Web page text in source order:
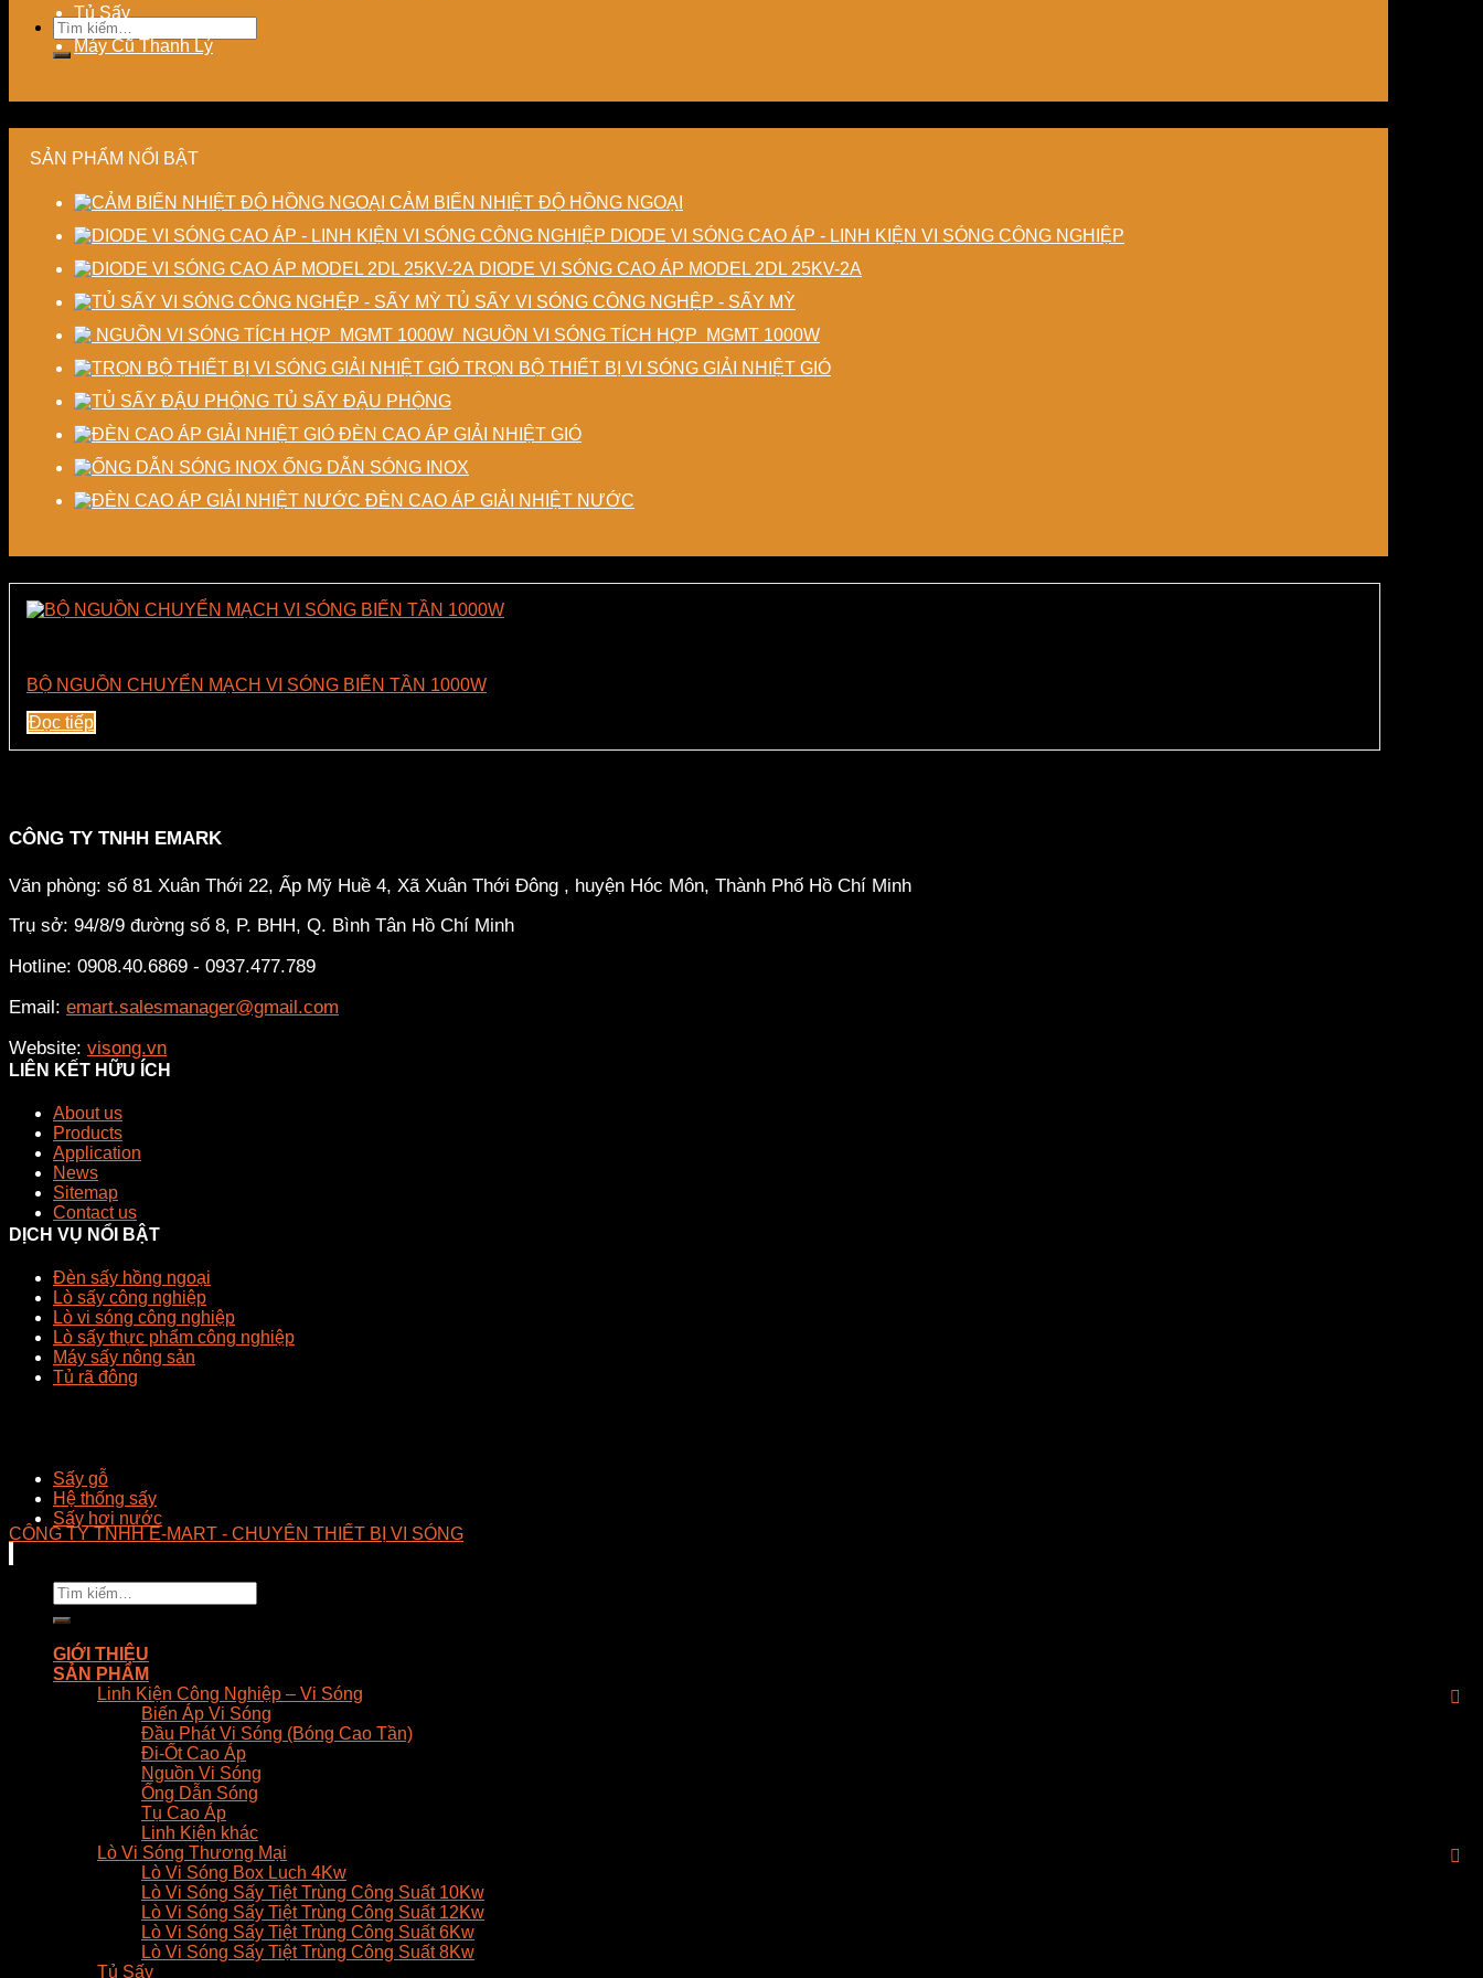
Tìm
kiếm:
Tủ Sấy
Máy Cũ Thanh Lý
SẢN PHẨM NỔI BẬT
CẢM BIẾN NHIỆT ĐỘ HỒNG NGOẠI
DIODE VI SÓNG CAO ÁP - LINH KIỆN VI SÓNG CÔNG NGHIỆP
DIODE VI SÓNG CAO ÁP MODEL 2DL 25KV-2A
TỦ SẤY VI SÓNG CÔNG NGHỆP - SẤY MỲ
NGUỒN VI SÓNG TÍCH HỢP MGMT 1000W
TRỌN BỘ THIẾT BỊ VI SÓNG GIẢI NHIỆT GIÓ
TỦ SẤY ĐẬU PHỘNG
ĐÈN CAO ÁP GIẢI NHIỆT GIÓ
ỐNG DẪN SÓNG INOX
ĐÈN CAO ÁP GIẢI NHIỆT NƯỚC
BỘ NGUỒN CHUYỂN MẠCH VI SÓNG BIẾN TẦN 1000W
Đọc tiếp
CÔNG TY TNHH EMARK
Văn phòng: số 81 Xuân Thới 22, Ấp Mỹ Huề 4, Xã Xuân Thới Đông , huyện Hóc Môn, Thành Phố Hồ Chí Minh
Trụ sở: 94/8/9 đường số 8, P. BHH, Q. Bình Tân Hồ Chí Minh
Hotline: 0908.40.6869 - 0937.477.789
Email: emart.salesmanager@gmail.com
Website: visong.vn
LIÊN KẾT HỮU ÍCH
About us
Products
Application
News
Sitemap
Contact us
DỊCH VỤ NỔI BẬT
Đèn sấy hồng ngoại
Lò sấy công nghiệp
Lò vi sóng công nghiệp
Lò sấy thực phẩm công nghiệp
Máy sấy nông sản
Tủ rã đông
Sấy gỗ
Hệ thống sấy
Sấy hơi nước
CÔNG TY TNHH E-MART - CHUYÊN THIẾT BỊ VI SÓNG
Tìm
kiếm:
GIỚI THIỆU
SẢN PHẨM
Linh Kiện Công Nghiệp – Vi Sóng
Biến Áp Vi Sóng
Đầu Phát Vi Sóng (Bóng Cao Tần)
Đi-Ốt Cao Áp
Nguồn Vi Sóng
Ống Dẫn Sóng
Tụ Cao Áp
Linh Kiện khác
Lò Vi Sóng Thương Mại
Lò Vi Sóng Box Luch 4Kw
Lò Vi Sóng Sấy Tiệt Trùng Công Suất 10Kw
Lò Vi Sóng Sấy Tiệt Trùng Công Suất 12Kw
Lò Vi Sóng Sấy Tiệt Trùng Công Suất 6Kw
Lò Vi Sóng Sấy Tiệt Trùng Công Suất 8Kw
Tủ Sấy